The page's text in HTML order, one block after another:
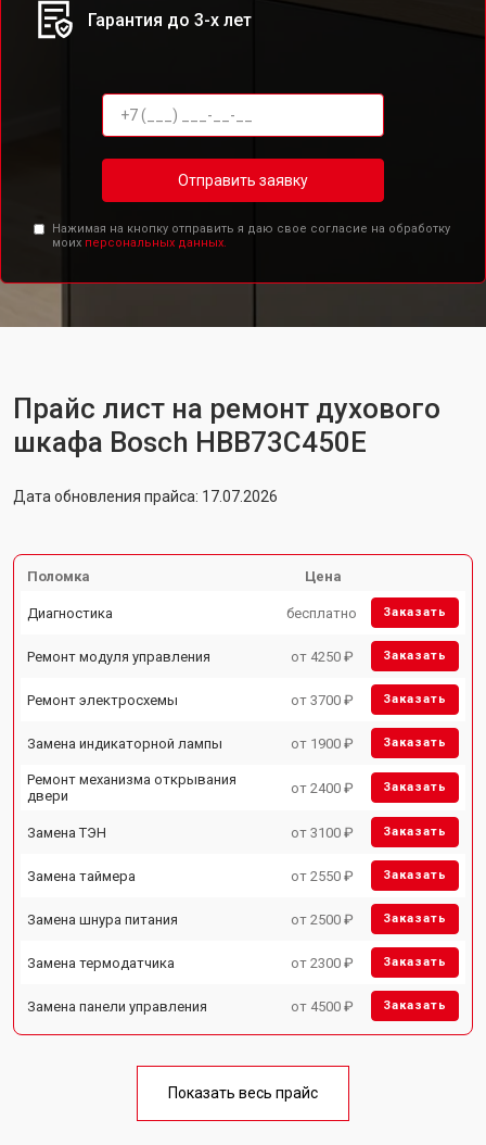
Гарантия до 3-х лет
Отправить заявку
Нажимая на кнопку отправить я даю свое согласие на обработку
моих персональных данных.
Прайс лист на ремонт духового
шкафа Bosch HBB73C450E
Дата обновления прайса: 17.07.2026
Поломка Цена
Диагностика бесплатно Заказать
Ремонт модуля управления от 4250 ₽ Заказать
Ремонт электросхемы от 3700 ₽ Заказать
Замена индикаторной лампы от 1900 ₽ Заказать
Ремонт механизма открывания
двери
от 2400 ₽ Заказать
Замена ТЭН от 3100 ₽ Заказать
Замена таймера от 2550 ₽ Заказать
Замена шнура питания от 2500 ₽ Заказать
Замена термодатчика от 2300 ₽ Заказать
Замена панели управления от 4500 ₽ Заказать
Показать весь прайс